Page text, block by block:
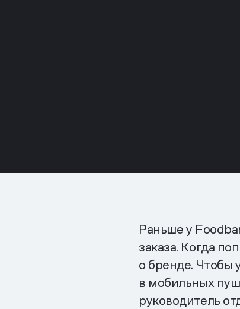
Раньше у
заказа. Когда
о бренде. Чтобы
в мобильных
руководитель